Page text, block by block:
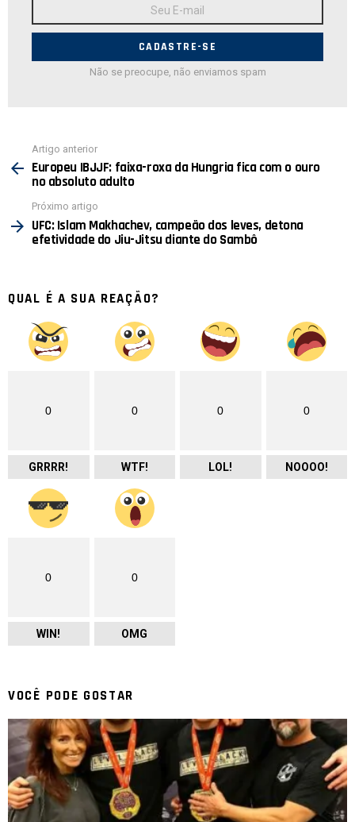
E-
Não se preocupe, não enviamos spam
mais
Artigo anterior
Europeu IBJJF: faixa-roxa da Hungria fica com o ouro
no absoluto adulto
Próximo artigo
UFC: Islam Makhachev, campeão dos leves, detona
efetividade do Jiu-Jitsu diante do Sambô
QUAL É A SUA REAÇÃO?
0
GRRRR!
0
WTF!
0
LOL!
0
NOOOO!
0
WIN!
0
OMG
VOCÊ PODE GOSTAR